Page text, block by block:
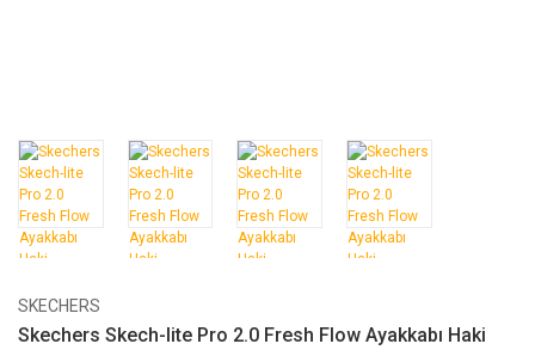
SKECHERS
Skechers Skech-lite Pro 2.0 Fresh Flow Ayakkabı Haki